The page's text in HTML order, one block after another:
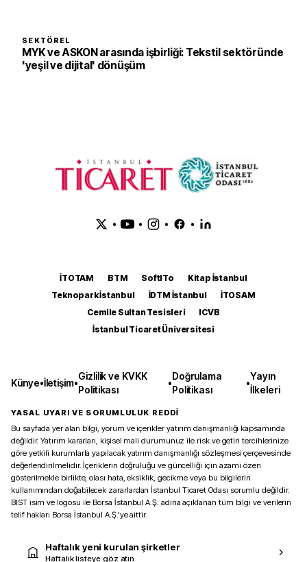
SEKTÖREL
MYK ve ASKON arasında işbirliği: Tekstil sektöründe
'yeşil ve dijital' dönüşüm
• • • •
İTOTAM BTM SoftITo
Kitap İstanbul
Teknopark İstanbul
İDTM İstanbul
İTOSAM
Cemile Sultan Tesisleri
ICVB
İstanbul Ticaret Üniversitesi
Künye•İletişim•
Gizlilik ve KVKK
Politikası
•
Doğrulama
Politikası
•
Yayın
İlkeleri
YASAL UYARI VE SORUMLULUK REDDİ
Bu sayfada yer alan bilgi, yorum ve içerikler yatırım danışmanlığı kapsamında
değildir. Yatırım kararları, kişisel mali durumunuz ile risk ve getiri tercihlerinize
göre yetkili kurumlarla yapılacak yatırım danışmanlığı sözleşmesi çerçevesinde
değerlendirilmelidir. İçeriklerin doğruluğu ve güncelliği için azami özen
gösterilmekle birlikte, olası hata, eksiklik, gecikme veya bu bilgilerin
kullanımından doğabilecek zararlardan İstanbul Ticaret Odası sorumlu değildir.
BIST isim ve logosu ile Borsa İstanbul A.Ş. adına açıklanan tüm bilgi ve verilerin
telif hakları Borsa İstanbul A.Ş.’ye aittir.
Haftalık yeni kurulan şirketler
Haftalık listeye göz atın